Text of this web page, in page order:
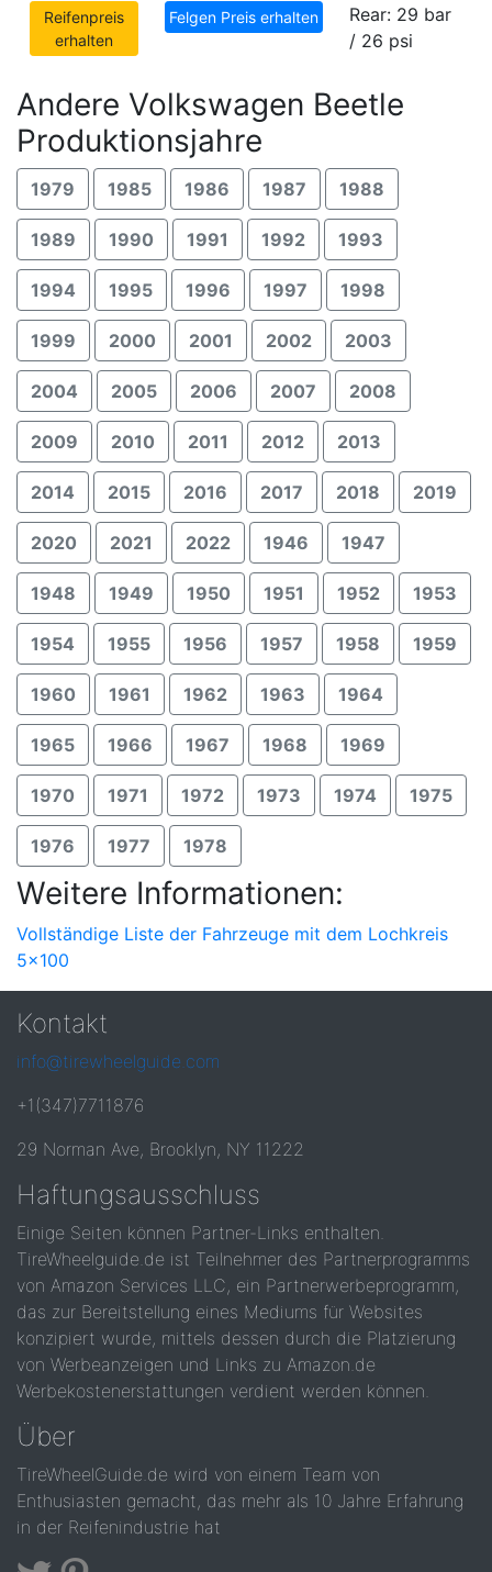
Reifenpreis
erhalten
Felgen Preis erhalten
Rear: 29 bar
/ 26 psi
Andere Volkswagen Beetle
Produktionsjahre
1979 1985 1986 1987 1988
1989 1990 1991 1992 1993
1994 1995 1996 1997 1998
1999 2000 2001 2002 2003
2004 2005 2006 2007 2008
2009 2010 2011 2012 2013
2014 2015 2016 2017 2018 2019
2020 2021 2022 1946 1947
1948 1949 1950 1951 1952 1953
1954 1955 1956 1957 1958 1959
1960 1961 1962 1963 1964
1965 1966 1967 1968 1969
1970 1971 1972 1973 1974 1975
1976 1977 1978
Weitere Informationen:
Vollständige Liste der Fahrzeuge mit dem Lochkreis
5x100
Kontakt
info@tirewheelguide.com
+1(347)7711876
29 Norman Ave, Brooklyn, NY 11222
Haftungsausschluss
Einige Seiten können Partner-Links enthalten.
TireWheelguide.de ist Teilnehmer des Partnerprogramms
von Amazon Services LLC, ein Partnerwerbeprogramm,
das zur Bereitstellung eines Mediums für Websites
konzipiert wurde, mittels dessen durch die Platzierung
von Werbeanzeigen und Links zu Amazon.de
Werbekostenerstattungen verdient werden können.
Über
TireWheelGuide.de wird von einem Team von
Enthusiasten gemacht, das mehr als 10 Jahre Erfahrung
in der Reifenindustrie hat